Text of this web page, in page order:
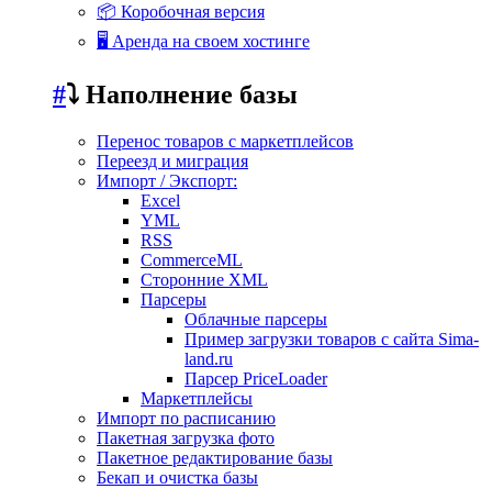
📦 Коробочная версия
🖥️ Аренда на своем хостинге
#⤵️ Наполнение базы
Перенос товаров с маркетплейсов
Переезд и миграция
Импорт / Экспорт:
Excel
YML
RSS
CommerceML
Сторонние XML
Парсеры
Облачные парсеры
Пример загрузки товаров с сайта Sima-
land.ru
Парсер PriceLoader
Маркетплейсы
Импорт по расписанию
Пакетная загрузка фото
Пакетное редактирование базы
Бекап и очистка базы